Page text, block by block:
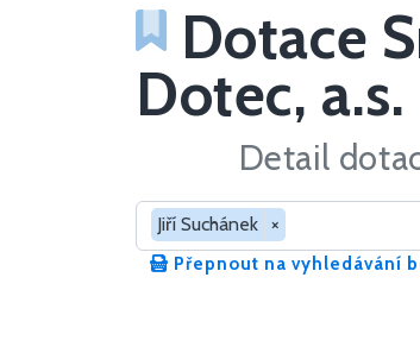
Dotace
Dotec, a.s.
Detail
Hledat v dotacích
Jiří Suchánek ×
Přepnout na vyhledávání